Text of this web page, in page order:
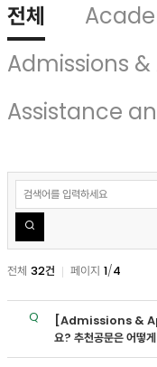
전체
됨
Admissions
Assistance
자
주
하
는
질
검
전체 32건 페이지 1/4
[Admissions &
요? 추천공문은 어떻